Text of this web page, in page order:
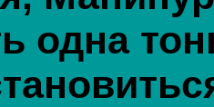
одна